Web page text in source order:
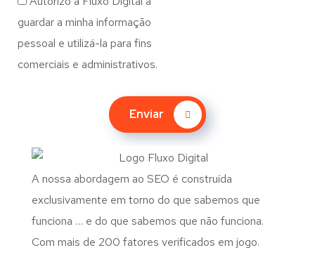
guardar a minha informação
pessoal e utilizá-la para fins
comerciais e administrativos.
Enviar
A nossa abordagem ao SEO é construída
exclusivamente em torno do que sabemos que
funciona … e do que sabemos que não funciona.
Com mais de 200 fatores verificados em jogo.